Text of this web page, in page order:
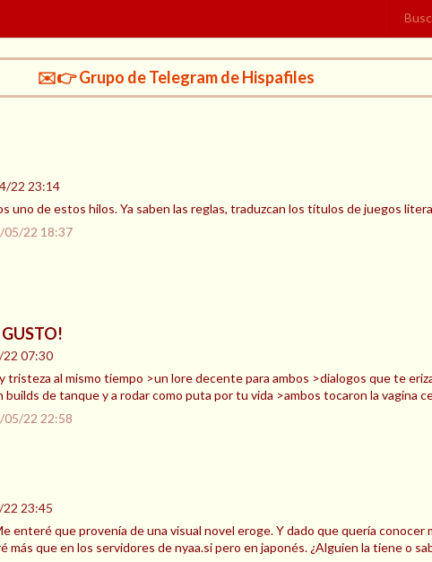
✉️👉 Grupo de Telegram de Hispafiles
22 23:14
uno de estos hilos. Ya saben las reglas, traduzcan los títulos de juegos
05/22 18:37
07:30
tristeza al mismo tiempo >un lore decente para ambos >dialogos que te
builds de tanque y a rodar como puta por tu vida >ambos tocaron la vagina
05/22 22:58
23:45
enteré que provenía de una visual novel eroge. Y dado que quería conocer
más que en los servidores de nyaa.si pero en japonés. ¿Alguien la tiene o